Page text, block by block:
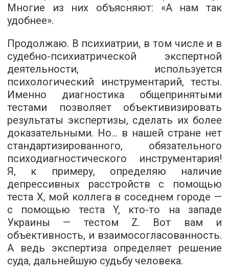
Многие из них объясняют: «А нам так
удобнее».
Продолжаю. В психиатрии, в том числе и в
судебно-психиатрической экспертной
деятельности, используется
психологический инструментарий, тесты.
Именно диагностика общепринятыми
тестами позволяет объективизировать
результаты экспертизы, сделать их более
доказательными. Но… в нашей стране нет
стандартизированного, обязательного
психодиагностического инструментария!
Я, к примеру, определяю наличие
депрессивных расстройств с помощью
теста Х, мой коллега в соседнем городе —
с помощью теста Y, кто-то на западе
Украины — тестом Z. Вот вам и
объективность, и взаимосогласованность.
А ведь экспертиза определяет решение
суда, дальнейшую судьбу человека.